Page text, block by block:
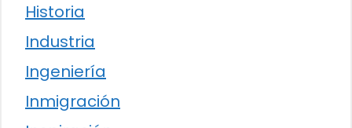
Historia
Industria
Ingeniería
Inmigración